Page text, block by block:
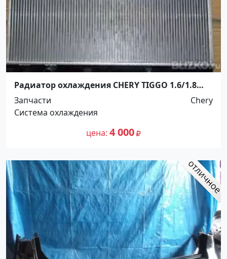
Радиатор охлаждения CHERY TIGGO 1.6/1.8
2005 Краснодар
Запчасти
Chery
Система охлаждения
цена 4 000